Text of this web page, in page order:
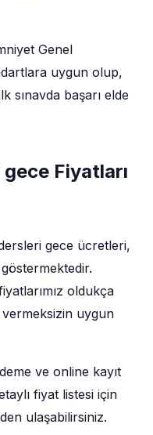
Genel
uygun olup,
sınavda başarı elde
Fiyatları
gece ücretleri,
oldukça
uygun
ve online kayıt
fiyat listesi için
ulaşabilirsiniz.